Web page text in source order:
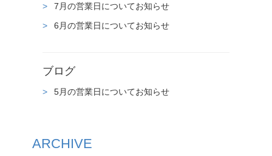
7月の営業日についてお知らせ
6月の営業日についてお知らせ
ブログ
5月の営業日についてお知らせ
ARCHIVE